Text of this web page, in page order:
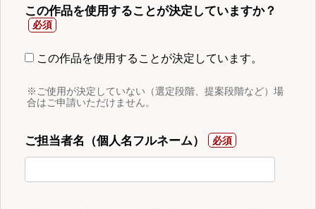
この作品を使用することが決定していますか？
この作品を使用することが決定しています。
※ご使用が決定していない（選定段階、提案段階など）場
合はご申請いただけません。
ご担当者名（個人名フルネーム）